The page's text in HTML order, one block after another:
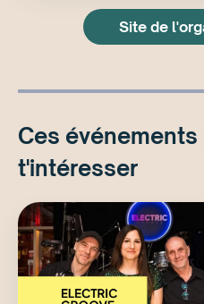
Site de
Ces
t'intéresser